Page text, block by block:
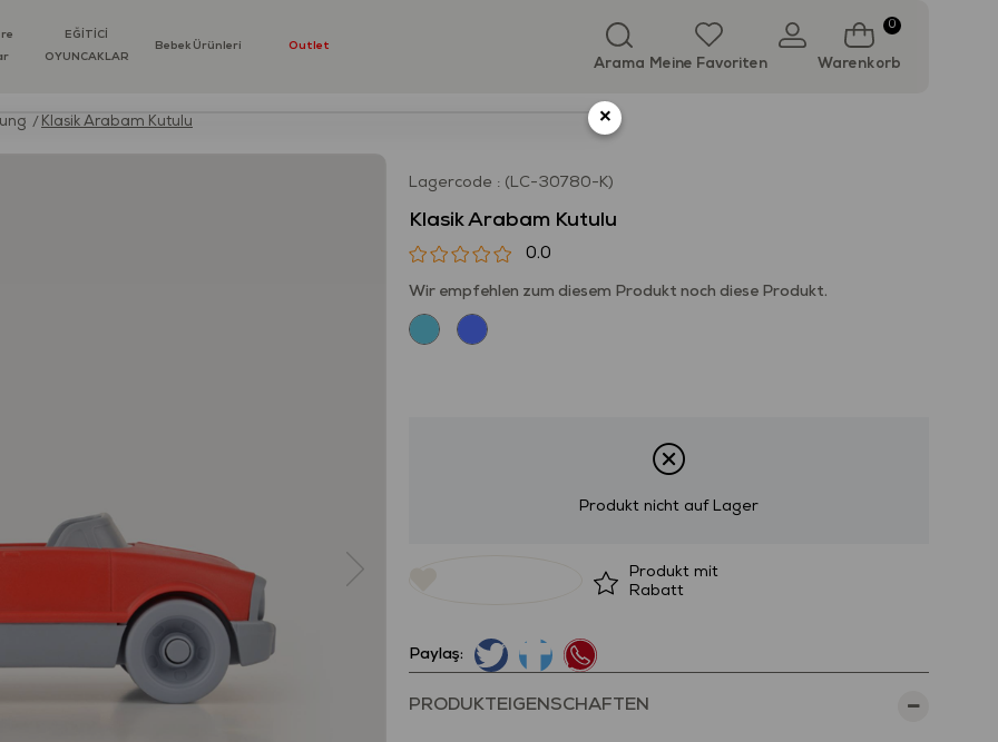
Arama Warenkorb
0
Meine Favoriten
EĞİTİCİ
OYUNCAKLAR
Bebek Ürünleri Outlet
Klasik Arabam Kutulu
Lagercode (LC-30780-K)
Klasik Arabam Kutulu
0.0
Wir empfehlen zum diesem Produkt noch diese Produkt.
Produkt nicht auf Lager
Produkt mit
Rabatt
Paylaş:
PRODUKTEIGENSCHAFTEN
×